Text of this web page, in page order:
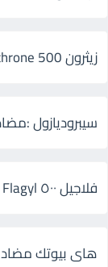
زيثرون 500 Xithrone : اقراص مضاد حيوى للالتهابات
سيبروديازول
فلاجيل ٥٠٠ Flagyl | مطهر معوي أقراص وشراب
هاى بيوتك مضاد